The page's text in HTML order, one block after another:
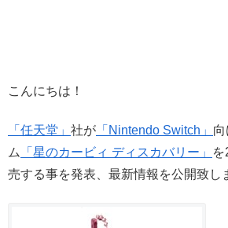
こんにちは！
「任天堂」 社が 「Nintendo Switch」
ム
「星のカービィ ディスカバリー」
売する事を発表、最新情報を公開致し